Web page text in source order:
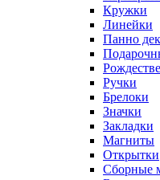
Кружки
Линейки
Панно
Ручки
Брелоки
Значки
Закладки
Магниты
Открытки
Сборные